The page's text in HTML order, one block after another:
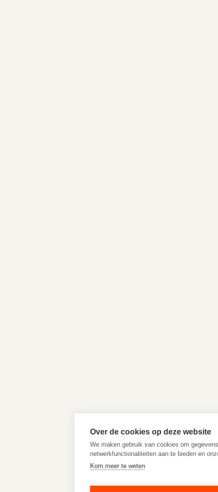
Over de cookies op deze website
We maken gebruik van cookies om
netwerkfunctionaliteiten aan te bieden en
Kom meer te weten